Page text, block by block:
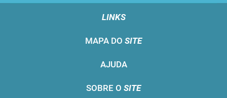
LINKS
MAPA DO SITE
AJUDA
SOBRE O SITE